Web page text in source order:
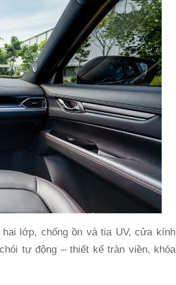
lớp, chống ồn và tia UV, cửa kính
tự động – thiết kế tràn viền, khóa